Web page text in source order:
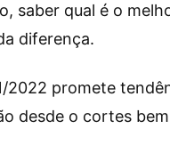
saber qual é o
diferença.
2022 promete
desde o cortes